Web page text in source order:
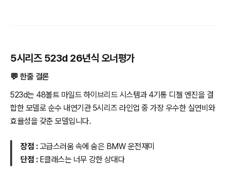
5시리즈 523d 26년식 오너평가
💬 한줄 결론
523d는 48볼트 마일드 하이브리드 시스템과 4기통 디젤 엔진을 결
합한 모델로 순수 내연기관 5시리즈 라인업 중 가장 우수한 실연비와
효율성을 갖춘 모델입니다.
장점 : 고급스러움 속에 숨은 BMW 운전재미
단점 : E클래스는 너무 강한 상대다